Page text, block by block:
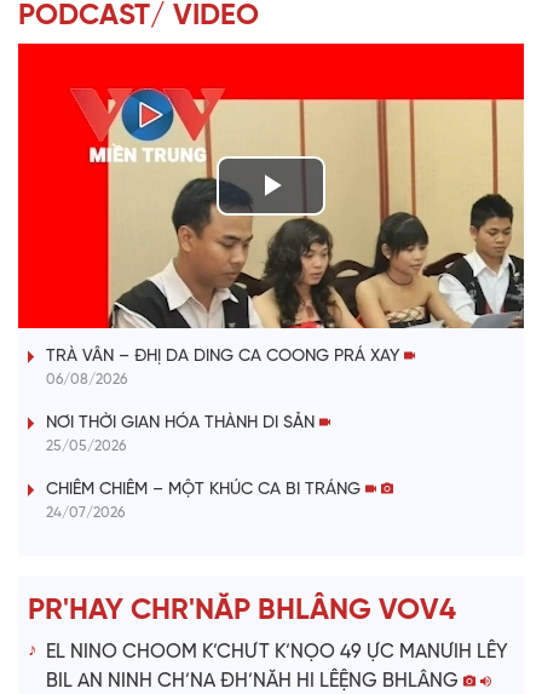
PODCAST/ VIDEO
P
l
a
V
i
e
o
VÀI PHÚT DÀNH CHO QUẢNG BÁ
TRÀ VÂN – ĐHỊ DA DING CA COONG PRÁ XAY
06/08/2026
NƠI THỜI GIAN HÓA THÀNH DI SẢN
25/05/2026
CHIÊM CHIÊM – MỘT KHÚC CA BI TRÁNG
24/07/2026
PR'HAY CHR'NĂP BHLÂNG VOV4
EL NINO CHOOM K’CHƯT K’NỌO 49 ỰC MANƯIH LÊY
BIL AN NINH CH’NA ĐH’NĂH HI LÊỆNG BHLÂNG